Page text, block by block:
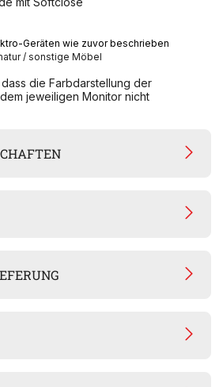
Geräten wie zuvor beschrieben
/ sonstige Möbel
die Farbdarstellung der
jeweiligen Monitor nicht